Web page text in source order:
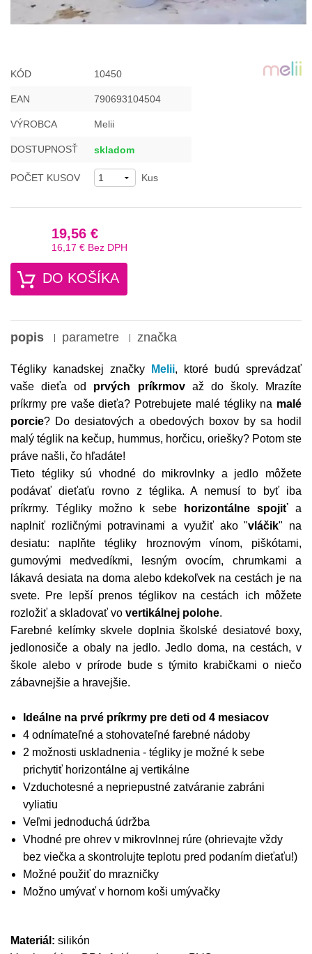
KÓD 10450
EAN 790693104504
VÝROBCA Melii
DOSTUPNOSŤ skladom
POČET KUSOV Kus
19,56 €
16,17 € Bez DPH
DO KOŠÍKA
popis parametre značka
Tégliky kanadskej značky Melii, ktoré budú sprevádzať
vaše dieťa od prvých príkrmovaž do školy. Mrazíte
príkrmy pre vaše dieťa? Potrebujete malé tégliky na malé
porcie? Do desiatových a obedových boxov by sa hodil
malý téglik na kečup, hummus, horčicu, oriešky? Potom ste
práve našli, čo hľadáte!
Tieto tégliky sú vhodné do mikrovlnky a jedlo môžete
podávať dieťaťu rovno z téglika. A nemusí to byť iba
príkrmy. Tégliky možno k sebe
horizontálne spojiťa
naplniť rozličnými potravinami a využiť ako "vláčik" na
desiatu: naplňte tégliky hroznovým vínom, piškótami,
gumovými medvedíkmi, lesným ovocím, chrumkami a
lákavá desiata na doma alebo kdekoľvek na cestách je na
svete. Pre lepší prenos téglikov na cestách ich môžete
rozložiť a skladovať vo vertikálnej polohe.
Farebné kelímky skvele doplnia školské desiatové boxy,
jedlonosiče a obaly na jedlo. Jedlo doma, na cestách, v
škole alebo v prírode bude s týmito krabičkami o niečo
zábavnejšie a hravejšie.
Ideálne na prvé príkrmy pre deti od 4 mesiacov
4 odnímateľné a stohovateľné farebné nádoby
2 možnosti uskladnenia - tégliky je možné k sebe
prichytiť horizontálne aj vertikálne
Vzduchotesné a nepriepustné zatváranie zabráni
vyliatiu
Veľmi jednoduchá údržba
Vhodné pre ohrev v mikrovlnnej rúre (ohrievajte vždy
bez viečka a skontrolujte teplotu pred podaním dieťaťu!)
Možné použiť do mrazničky
Možno umývať v hornom koši umývačky
Materiál: silikón